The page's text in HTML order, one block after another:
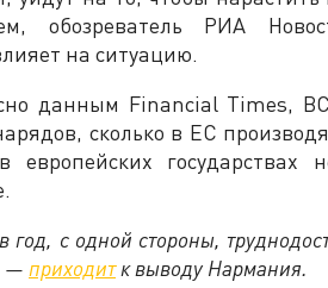
обозреватель РИА
на ситуацию.
данным Financial Times,
сколько в ЕС
европейских государствах
год, с одной стороны,
— приходитк выводу Нармания.